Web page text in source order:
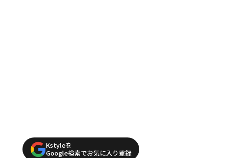
Kstyleを
Google検索でお気に入り登録